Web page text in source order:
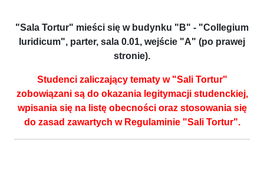
"Sala Tortur" mieści się w budynku "B" - "Collegium
Iuridicum", parter, sala 0.01, wejście "A" (po prawej
stronie).
Studenci zaliczający tematy w "Sali Tortur"
zobowiązani są do okazania legitymacji studenckiej,
wpisania się na listę obecności oraz stosowania się
do zasad zawartych w Regulaminie "Sali Tortur".